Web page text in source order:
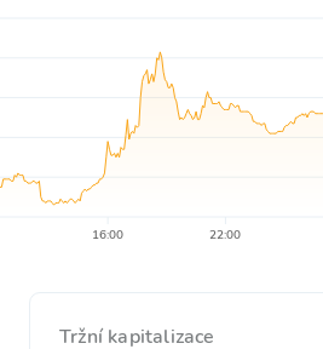
16:00 22:00
Tržní kapitalizace